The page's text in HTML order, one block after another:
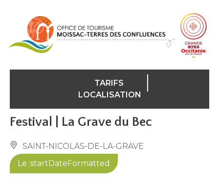
TARIFS
LOCALISATION
Festival | La Grave du Bec
SAINT-NICOLAS-DE-LA-GRAVE
Le :startDateFormatted